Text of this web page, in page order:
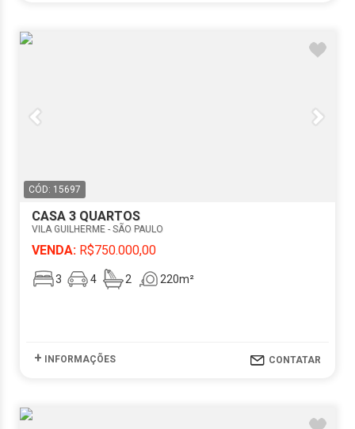
CÓD: 15697
CASA 3 QUARTOS
VILA GUILHERME - SÃO PAULO
VENDA: R$750.000,00
3 4 2 220m²
+ INFORMAÇÕES CONTATAR